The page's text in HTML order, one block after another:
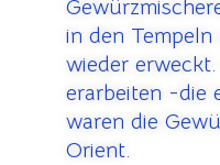
in den
wieder
erarbeiten -die
waren die
Orient.